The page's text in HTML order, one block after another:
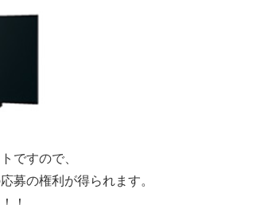
ですので、
募の権利が得られます。